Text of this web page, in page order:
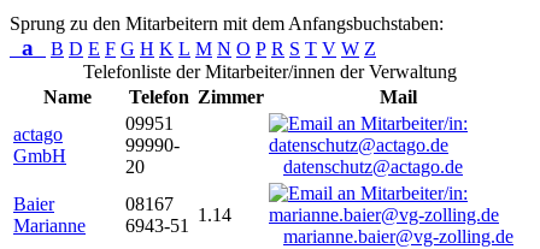
Sprung zu den Mitarbeitern mit dem Anfangsbuchstaben:
a B D E F G H K L M N O P R S T V W Z
Telefonliste der Mitarbeiter/innen der Verwaltung
Name
Telefon Zimmer
Mail
actago
GmbH
09951
99990-
20
datenschutz@actago.de
Baier
Marianne
08167
6943-51
1.14
marianne.baier@vg-zolling.de